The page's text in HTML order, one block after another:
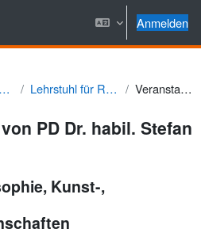
Anmelden
Institut für Evangelische Theologie Lehrstuhl für Religionspädagogik und Didaktik des Religionsunterrichts Veranstaltungen von PD Dr. habil. Stefan Scholz
PD Dr. habil. Stefan
Kunst-,